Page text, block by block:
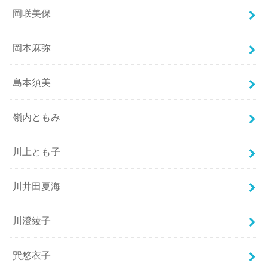
岡咲美保
岡本麻弥
島本須美
嶺内ともみ
川上とも子
川井田夏海
川澄綾子
巽悠衣子